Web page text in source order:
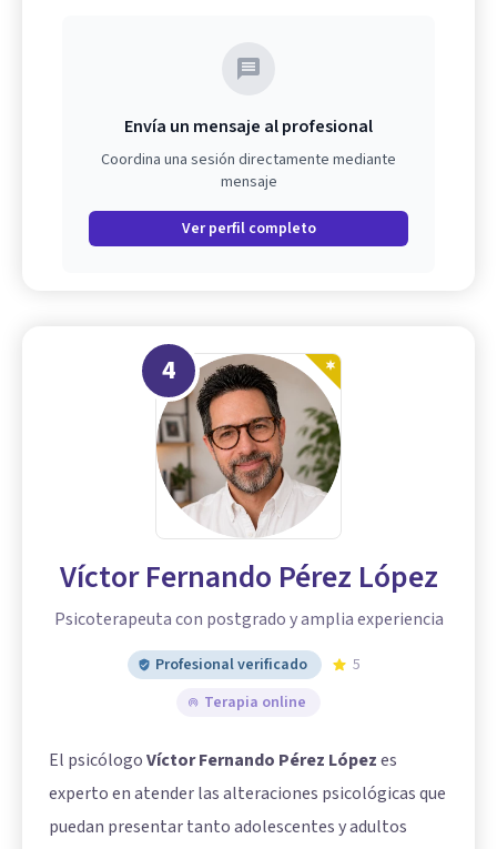
Envía un mensaje al profesional
Coordina una sesión directamente mediante
mensaje
Ver perfil completo
4
Víctor Fernando Pérez López
Psicoterapeuta con postgrado y amplia experiencia
Profesional verificado
5
Terapia online
El psicólogoVíctor Fernando Pérez Lópezes
experto en atender las alteraciones psicológicas que
puedan presentar tanto adolescentes y adultos